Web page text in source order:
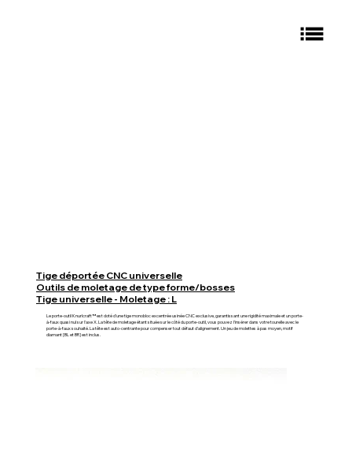
Tige déportée CNC universelle
Outils de moletage de type forme/bosses
Tige universelle - Moletage : L
Le porte-outil Knurlcraft™ est doté d'une tige monobloc excentrée usinée CNC exclusive, garantissant une rigidité maximale et un porte-
à-faux quasi nul sur l'axe X. La tête de moletage étant située sur le côté du porte-outil, vous pouvez l'insérer dans votre tourelle avec le
porte-à-faux souhaité. La tête est auto-centrante pour compenser tout défaut d'alignement. Un jeu de molettes à pas moyen, motif
diamant [BL et BR] est inclus.